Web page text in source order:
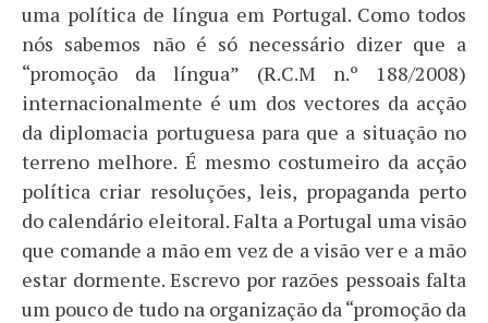
uma política de língua em Portugal. Como todos
nós sabemos não é só necessário dizer que a
“promoção da língua” (R.C.M n.º 188/2008)
internacionalmente é um dos vectores da acção
da diplomacia portuguesa para que a situação no
terreno melhore. É mesmo costumeiro da acção
política criar resoluções, leis, propaganda perto
do calendário eleitoral. Falta a Portugal uma visão
que comande a mão em vez de a visão ver e a mão
estar dormente. Escrevo por razões pessoais falta
um pouco de tudo na organização da “promoção da